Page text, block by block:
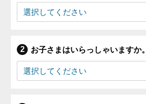
お子さまはいらっしゃいますか。